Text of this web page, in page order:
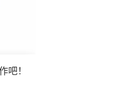
吧！